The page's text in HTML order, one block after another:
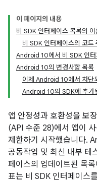
이 페이지의 내용
비 SDK 인터페이스 목록의
비 SDK 인터페이스의 코드
Android 10에서 비 SDK 인
Android 10의 변경사항 목록
이제 Android 10에서 차단
Android 10의 SDK에 추가
앱 안정성과 호환성을 보
(API 수준 28)에서 앱이
제한하기 시작했습니다.
공동작업 및 최신 내부 테
페이스의 업데이트된 목
표는 비 SDK 인터페이스